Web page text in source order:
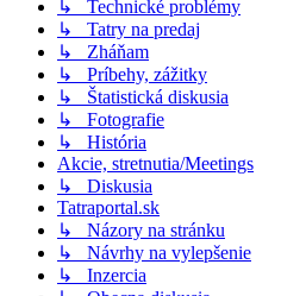
↳ Technické problémy
↳ Tatry na predaj
↳ Zháňam
↳ Príbehy, zážitky
↳ Štatistická diskusia
↳ Fotografie
↳ História
Akcie, stretnutia/Meetings
↳ Diskusia
Tatraportal.sk
↳ Názory na stránku
↳ Návrhy na vylepšenie
↳ Inzercia